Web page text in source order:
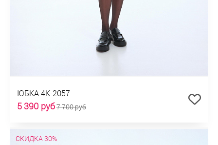
ЮБКА 4К-2057
5 390 руб7 700 руб
СКИДКА 30%